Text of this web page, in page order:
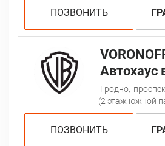
ПОЗВОНИТЬ
Автохаус
Гродно,
(2 этаж южной
ПОЗВОНИТЬ